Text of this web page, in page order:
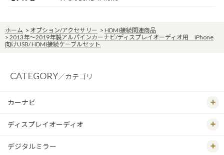
ホーム > オプション/アクセサリー > HDMI接続関連商品
> 2013年～2019年製アルパインカーナビ/ディスプレイオーディオ用 iPhone
向けUSB/ HDMI接続ケーブルセット
CATEGORY／カテゴリ
カーナビ
ディスプレイオーディオ
デジタルミラー